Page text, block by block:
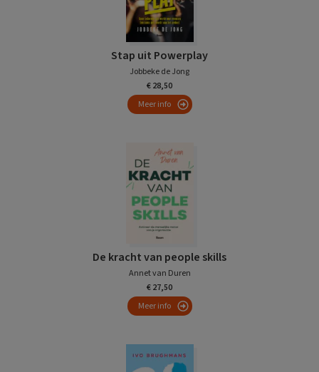
Stap uit Powerplay
Jobbeke de Jong
€ 28,50
Meer info
De kracht van people skills
Annet van Duren
€ 27,50
Meer info